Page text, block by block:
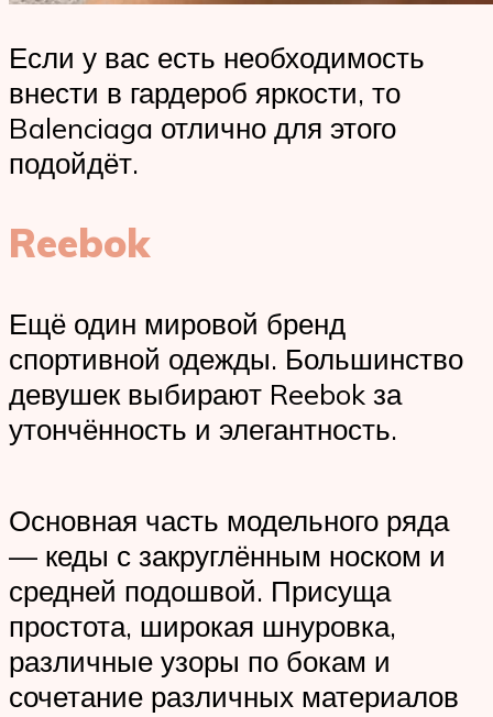
Если у вас есть необходимость
внести в гардероб яркости, то
Balenciaga отлично для этого
подойдёт.
Reebok
Ещё один мировой бренд
спортивной одежды. Большинство
девушек выбирают Reebok за
утончённость и элегантность.
Основная часть модельного ряда
— кеды с закруглённым носком и
средней подошвой. Присуща
простота, широкая шнуровка,
различные узоры по бокам и
сочетание различных материалов